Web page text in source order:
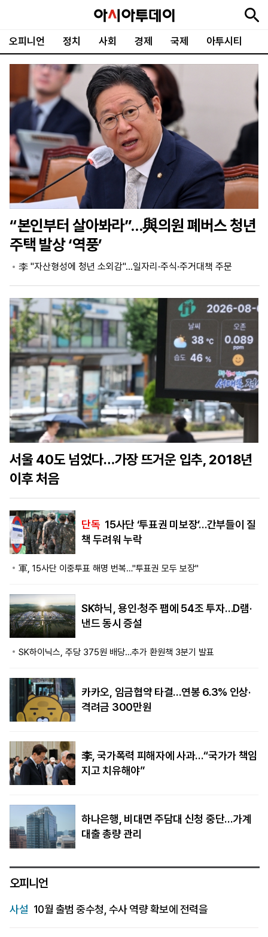
오피니언 정치 사회 경제 국제 아투시티
스
신
보
치
회
제
제
피
플
투
화
포
츠
토
ENGLISH
文
Tiếng
Việt
지
면
기
신
문
독
후
원
기
제
보
시
회
사
개
앱
설
마
켓
파
워
운
세
대
학
동
문
골
프
“본인부터 살아봐라”…與의원 폐버스 청년
주택 발상 ‘역풍’
李 "자산형성에 청년 소외감"…일자리·주식·주거대책 주문
서울 40도 넘었다…가장 뜨거운 입추, 2018년
이후 처음
단독 15사단 ‘투표권 미보장’…간부들이 질
책 두려워 누락
軍, 15사단 이중투표 해명 번복…"투표권 모두 보장"
SK하닉, 용인·청주 팹에 54조 투자…D램·
낸드 동시 증설
SK하이닉스, 주당 375원 배당…추가 환원책 3분기 발표
카카오, 임금협약 타결…연봉 6.3% 인상·
격려금 300만원
李, 국가폭력 피해자에 사과…“국가가 책임
지고 치유해야”
하나은행, 비대면 주담대 신청 중단…가계
대출 총량 관리
오피니언
사설 10월 출범 중수청, 수사 역량 확보에 전력을